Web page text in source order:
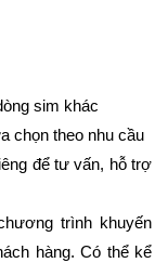
sim khác
chọn theo nhu cầu
để tư vấn, hỗ trợ
trình khuyến
hàng. Có thể kể